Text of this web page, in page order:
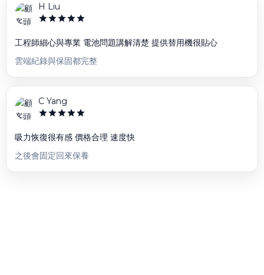
H Liu
工程師細心與專業 電池問題講解清楚 提供替用機很貼心
雲端紀錄與保固都完整
C Yang
吸力恢復很有感 價格合理 速度快
之後會固定回來保養